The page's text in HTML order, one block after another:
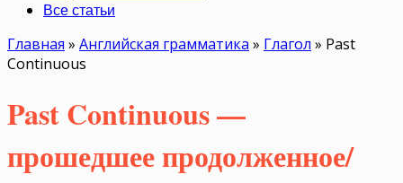
Все статьи
Главная » Английская грамматика » Глагол » Past
Continuous
Past Continuous —
прошедшее продолженное/